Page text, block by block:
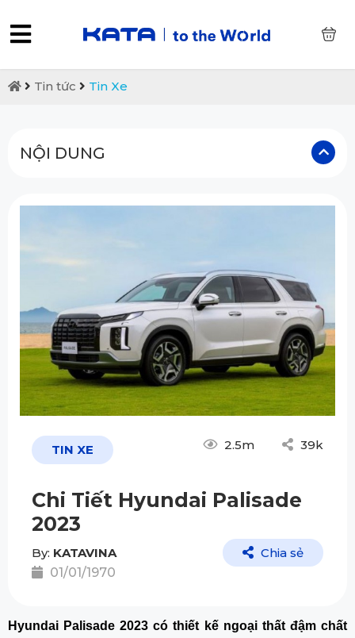
Tin tức Tin Xe
NỘI DUNG
TIN XE 2.5m 39k
Chi Tiết Hyundai Palisade
2023
By: KATAVINA
01/01/1970
Chia sẻ
Hyundai Palisade 2023 có thiết kế ngoại thất đậm chất